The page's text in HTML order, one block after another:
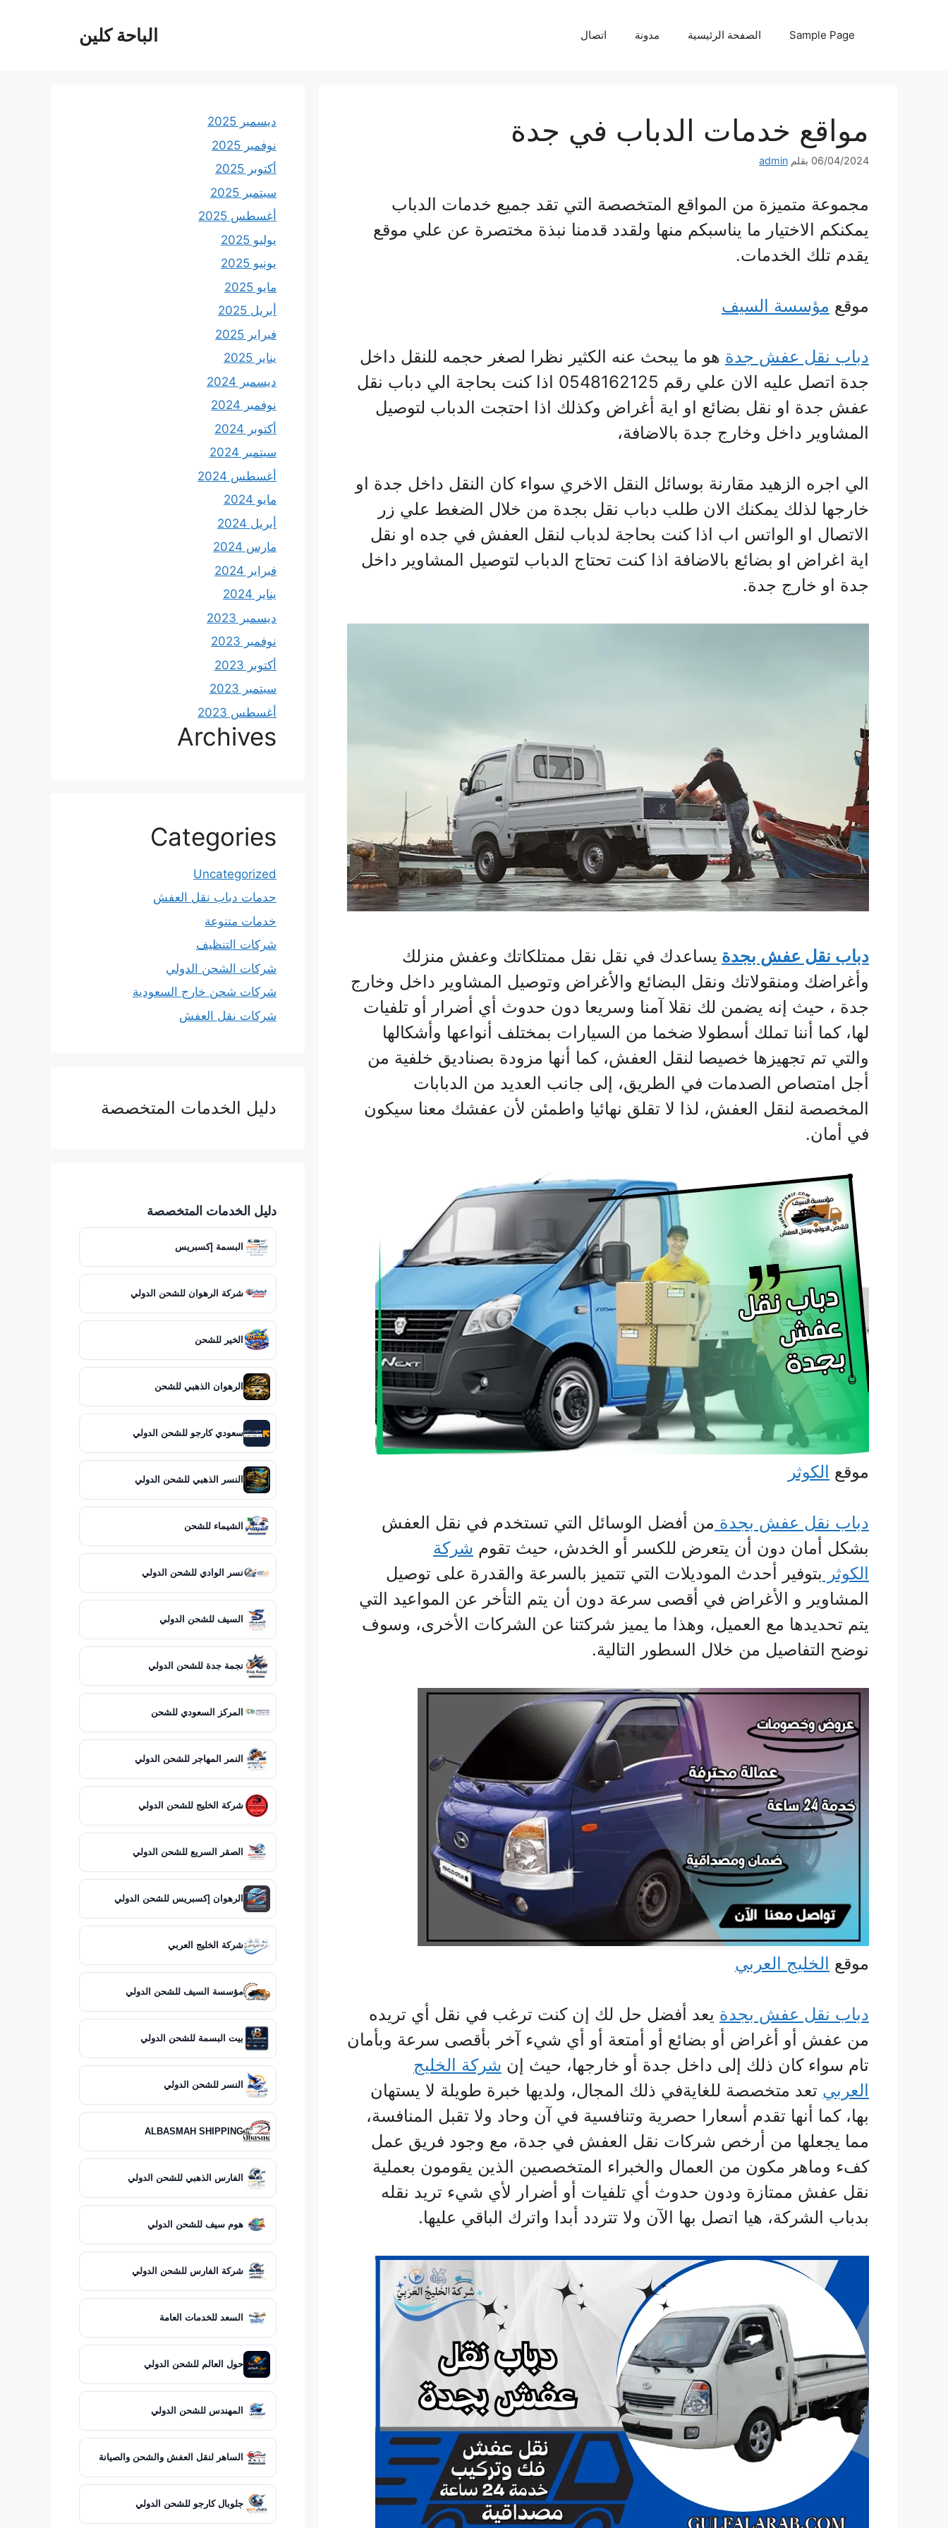
الباحة كلين Sample Page الصفحة الرئيسية مدونة اتصال
مواقع خدمات الدباب في جدة
06/04/2024 بقلم admin
مجموعة متميزة من المواقع المتخصصة التي تقد جميع خدمات الدباب
يمكنكم الاختيار ما يناسبكم منها ولقدد قدمنا نبذة مختصرة عن علي موقع
يقدم تلك الخدمات.
موقع مؤسسة السيف
دباب نقل عفش جدة هو ما يبحث عنه الكثير نظرا لصغر حجمه للنقل داخل
جدة اتصل عليه الان علي رقم 0548162125 اذا كنت بحاجة الي دباب نقل
عفش جدة او نقل بضائع او اية أغراض وكذلك اذا احتجت الدباب لتوصيل
المشاوير داخل وخارج جدة بالاضافة،
الي اجره الزهيد مقارنة بوسائل النقل الاخري سواء كان النقل داخل جدة او
خارجها لذلك يمكنك الان طلب دباب نقل بجدة من خلال الضغط علي زر
الاتصال او الواتس اب اذا كنت بحاجة لدباب لنقل العفش في جده او نقل
اية اغراض او بضائع بالاضافة اذا كنت تحتاج الدباب لتوصيل المشاوير داخل
جدة او خارج جدة.
دباب نقل عفش بجدة يساعدك في نقل نقل ممتلكاتك وعفش منزلك
وأغراضك ومنقولاتك ونقل البضائع والأغراض وتوصيل المشاوير داخل وخارج
جدة ، حيث إنه يضمن لك نقلا آمنا وسريعا دون حدوث أي أضرار أو تلفيات
لها، كما أننا تملك أسطولا ضخما من السيارات بمختلف أنواعها وأشكالها
والتي تم تجهيزها خصيصا لنقل العفش، كما أنها مزودة بصناديق خلفية من
أجل امتصاص الصدمات في الطريق، إلى جانب العديد من الدبابات
المخصصة لنقل العفش، لذا لا تقلق نهائيا واطمئن لأن عفشك معنا سيكون
في أمان.
موقع الكوثر
دباب نقل عفش بجدة من أفضل الوسائل التي تستخدم في نقل العفش
بشكل أمان دون أن يتعرض للكسر أو الخدش، حيث تقوم شركة
الكوثر بتوفير أحدث الموديلات التي تتميز بالسرعة والقدرة على توصيل
المشاوير و الأغراض في أقصى سرعة دون أن يتم التأخر عن المواعيد التي
يتم تحديدها مع العميل، وهذا ما يميز شركتنا عن الشركات الأخرى، وسوف
نوضح التفاصيل من خلال السطور التالية.
موقع الخليج العربي
دباب نقل عفش بجدة يعد أفضل حل لك إن كنت ترغب في نقل أي تريده
من عفش أو أغراض أو بضائع أو أمتعة أو أي شيء آخر بأقصى سرعة وبأمان
تام سواء كان ذلك إلى داخل جدة أو خارجها، حيث إن شركة الخليج
العربي تعد متخصصة للغايةفي ذلك المجال، ولديها خبرة طويلة لا يستهان
بها، كما أنها تقدم أسعارا حصرية وتنافسية في آن وحاد ولا تقبل المنافسة،
مما يجعلها من أرخص شركات نقل العفش في جدة، مع وجود فريق عمل
كفء وماهر مكون من العمال والخبراء المتخصصين الذين يقومون بعملية
نقل عفش ممتازة ودون حدوث أي تلفيات أو أضرار لأي شيء تريد نقله
بدباب الشركة، هيا اتصل بها الآن ولا تتردد أبدا واترك الباقي عليها.
ديسمبر 2025
نوفمبر 2025
أكتوبر 2025
سبتمبر 2025
أغسطس 2025
يوليو 2025
يونيو 2025
مايو 2025
أبريل 2025
فبراير 2025
يناير 2025
ديسمبر 2024
نوفمبر 2024
أكتوبر 2024
سبتمبر 2024
أغسطس 2024
مايو 2024
أبريل 2024
مارس 2024
فبراير 2024
يناير 2024
ديسمبر 2023
نوفمبر 2023
أكتوبر 2023
سبتمبر 2023
أغسطس 2023
Archives
Categories
Uncategorized
حدمات دباب نقل العفش
خدمات متنوعة
شركات التنظيف
شركات الشحن الدولي
شركات شحن خارج السعودية
شركات نقل العفش
دليل الخدمات المتخصصة
دليل الخدمات المتخصصة
البسمة إكسبريس
شركة الرهوان للشحن الدولي
الخير للشحن
الرهوان الذهبي للشحن
سعودي كارجو للشحن الدولي
النسر الذهبي للشحن الدولي
الشيماء للشحن
نسر الوادي للشحن الدولي
السيف للشحن الدولي
نجمة جدة للشحن الدولي
المركز السعودي للشحن
النمر المهاجر للشحن الدولي
شركة الخليج للشحن الدولي
الصقر السريع للشحن الدولي
الرهوان إكسبريس للشحن الدولي
شركة الخليج العربي
مؤسسة السيف للشحن الدولي
بيت البسمة للشحن الدولي
النسر للشحن الدولي
ALBASMAH SHIPPING
الفارس الذهبي للشحن الدولي
هوم سيف للشحن الدولي
شركة الفارس للشحن الدولي
السعد للخدمات العامة
حول العالم للشحن الدولي
المهندس للشحن الدولي
الساهر لنقل العفش والشحن والصيانة
جلوبال كارجو للشحن الدولي